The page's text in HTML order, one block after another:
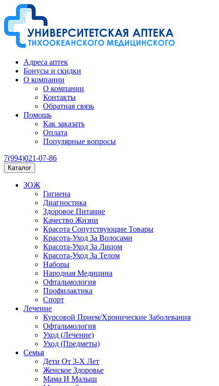
Адреса аптек
Бонусы и скидки
О компании
О компании
Контакты
Обратная связь
Помощь
Как заказать
Оплата
Популярные вопросы
7(994)021-07-86
Каталог
ЗОЖ
Гигиена
Диагностика
Здоровое Питание
Качество Жизни
Красота Сопутствующие Товары
Красота-Уход За Волосами
Красота-Уход За Лицом
Красота-Уход За Телом
Наборы
Народная Медицина
Офтальмология
Профилактика
Спорт
Лечение
Курсовой Прием/Хронические Заболевания
Офтальмология
Уход (Лечение)
Уход (Предметы)
Семья
Дети От 3-Х Лет
Женское Здоровье
Мама И Малыш